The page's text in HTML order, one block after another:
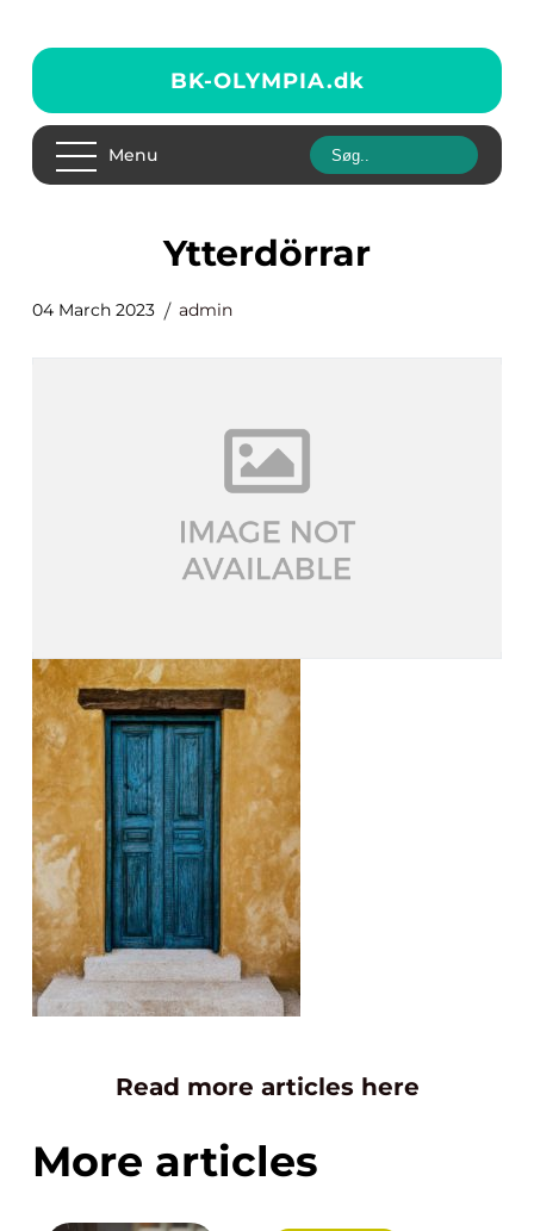
BK-OLYMPIA.dk
Menu
Ytterdörrar
04 March 2023 admin
Read more articles here
More articles